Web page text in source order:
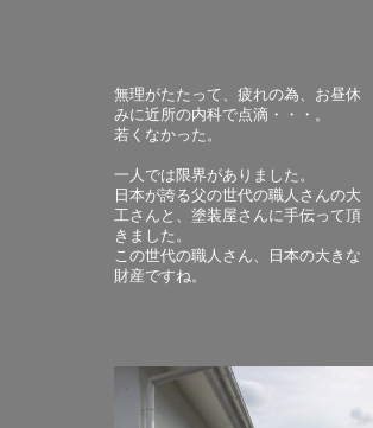
無理がたたって、疲れの為、お昼休
みに近所の内科で点滴・・・。
若くなかった。
一人では限界がありました。
日本が誇る父の世代の職人さんの大
工さんと、塗装屋さんに手伝って頂
きました。
この世代の職人さん、日本の大きな
財産ですね。